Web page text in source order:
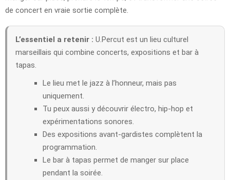
de concert en vraie sortie complète.
L’essentiel a retenir : U.Percut est un lieu culturel
marseillais qui combine concerts, expositions et bar à
tapas.
Le lieu met le jazz à l’honneur, mais pas
uniquement.
Tu peux aussi y découvrir électro, hip-hop et
expérimentations sonores.
Des expositions avant-gardistes complètent la
programmation.
Le bar à tapas permet de manger sur place
pendant la soirée.